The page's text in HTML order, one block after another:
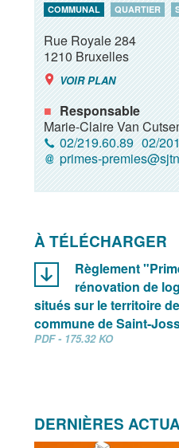
COMMUNAL QUARTIER
Rue Royale 284
1210Bruxelles
VOIR PLAN
Responsable
Marie-Claire Van
02/219.60.89 02/
primes-
À TÉLÉCHARGER
Règlement
rénovation de
situés sur le territoire
commune de Saint-
PDF - 175.32 KO
DERNIÈRES